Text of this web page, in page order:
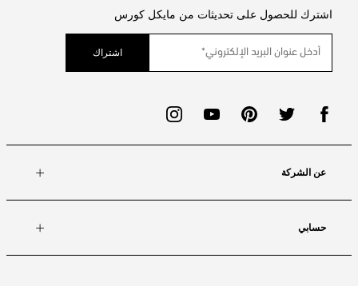
اشترك للحصول على تحديثات من مايكل كورس
اشتراك
عن الشركة
حسابي